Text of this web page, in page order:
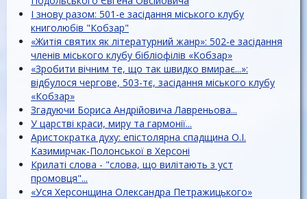
І знову разом: 501-е засідання міського клубу
книголюбів "Кобзар"
«Житія святих як літературний жанр»: 502-е засідання
членів міського клубу бібліофілів «Кобзар»
«Зробити вічним те, що так швидко вмирає...»:
відбулося чергове, 503-тє, засідання міського клубу
«Кобзар»
Згадуючи Бориса Андрійовича Лавреньова...
У царстві краси, миру та гармонії...
Аристократка духу: епістолярна спадщина О.І.
Казимирчак-Полонської в Херсоні
Крилаті слова - "слова, що вилітають з уст
промовця"...
«Уся Херсонщина Олександра Петражицького»